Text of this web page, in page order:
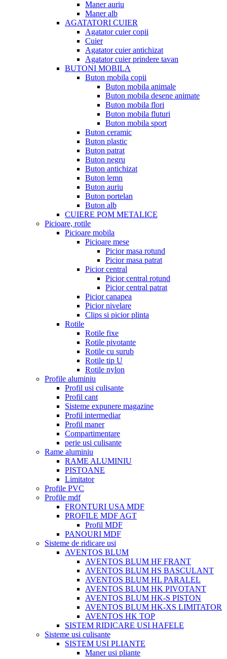
Maner auriu
Maner alb
AGATATORI CUIER
Agatator cuier copii
Cuier
Agatator cuier antichizat
Agatator cuier prindere tavan
BUTONI MOBILA
Buton mobila copii
Buton mobila animale
Buton mobila desene animate
Buton mobila flori
Buton mobila fluturi
Buton mobila sport
Buton ceramic
Buton plastic
Buton patrat
Buton negru
Buton antichizat
Buton lemn
Buton auriu
Buton portelan
Buton alb
CUIERE POM METALICE
Picioare, rotile
Picioare mobila
Picioare mese
Picior masa rotund
Picior masa patrat
Picior central
Picior central rotund
Picior central patrat
Picior canapea
Picior nivelare
Clips si picior plinta
Rotile
Rotile fixe
Rotile pivotante
Rotile cu surub
Rotile tip U
Rotile nylon
Profile aluminiu
Profil usi culisante
Profil cant
Sisteme expunere magazine
Profil intermediar
Profil maner
Compartimentare
perie usi culisante
Rame aluminiu
RAME ALUMINIU
PISTOANE
Limitator
Profile PVC
Profile mdf
FRONTURI USA MDF
PROFILE MDF AGT
Profil MDF
PANOURI MDF
Sisteme de ridicare usi
AVENTOS BLUM
AVENTOS BLUM HF FRANT
AVENTOS BLUM HS BASCULANT
AVENTOS BLUM HL PARALEL
AVENTOS BLUM HK PIVOTANT
AVENTOS BLUM HK-S PISTON
AVENTOS BLUM HK-XS LIMITATOR
AVENTOS HK TOP
SISTEM RIDICARE USI HAFELE
Sisteme usi culisante
SISTEM USI PLIANTE
Maner usi pliante